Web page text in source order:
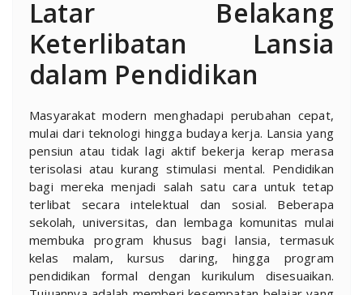
Latar Belakang
Keterlibatan Lansia
dalam Pendidikan
Masyarakat modern menghadapi perubahan cepat,
mulai dari teknologi hingga budaya kerja. Lansia yang
pensiun atau tidak lagi aktif bekerja kerap merasa
terisolasi atau kurang stimulasi mental. Pendidikan
bagi mereka menjadi salah satu cara untuk tetap
terlibat secara intelektual dan sosial. Beberapa
sekolah, universitas, dan lembaga komunitas mulai
membuka program khusus bagi lansia, termasuk
kelas malam, kursus daring, hingga program
pendidikan formal dengan kurikulum disesuaikan.